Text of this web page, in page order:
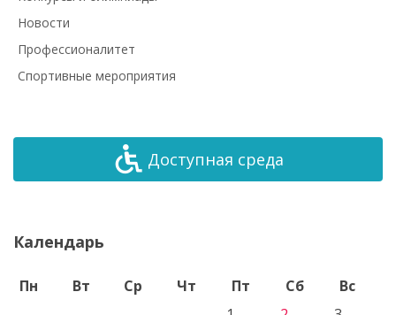
Новости
Профессионалитет
Спортивные мероприятия
Доступная среда
Календарь
Пн Вт Ср Чт Пт Сб
Вс